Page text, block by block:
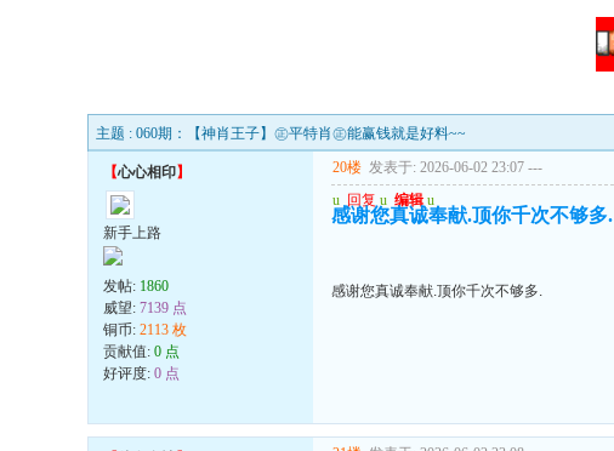
主题 : 060期：【神肖王子】㊣平特肖㊣能赢钱就是好料~~
【心心相印】
新手上路
发帖: 1860
威望: 7139 点
铜币: 2113 枚
贡献值: 0 点
好评度: 0 点
20楼 发表于: 2026-06-02 23:07 ---
u 回复 u 编辑 u
感谢您真诚奉献.顶你千次不够多.
感谢您真诚奉献.顶你千次不够多.